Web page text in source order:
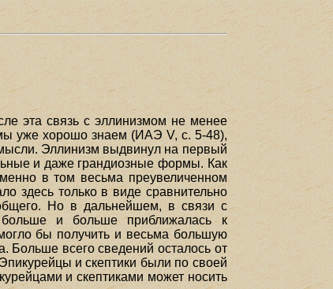
эта связь с эллинизмом не менее
уже хорошо знаем (ИАЭ V, с. 5-48),
мысли. Эллинизм выдвинул на первый
и даже грандиозные формы. Как
в том весьма преувеличенном
здесь только в виде сравнительно
Но в дальнейшем, в связи с
больше и больше приближалась к
бы получить и весьма большую
Больше всего сведений осталось от
и скептики были по своей
и скептиками может носить